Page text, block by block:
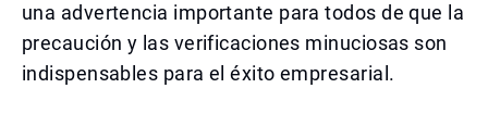
una advertencia importante para todos de que la
precaución y las verificaciones minuciosas son
indispensables para el éxito empresarial.